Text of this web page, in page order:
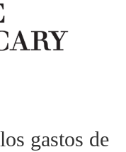
gastos de